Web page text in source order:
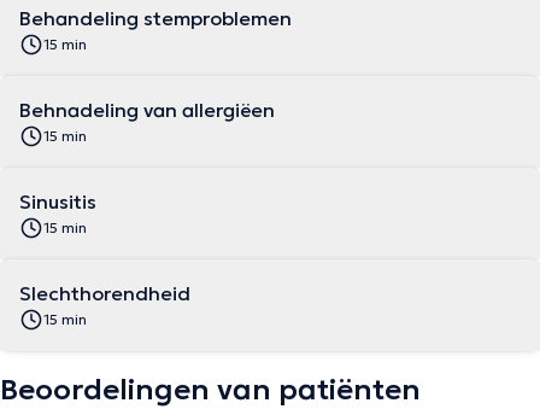
Behandeling stemproblemen
15 min
Behnadeling van allergiëen
15 min
Sinusitis
15 min
Slechthorendheid
15 min
Beoordelingen van patiënten